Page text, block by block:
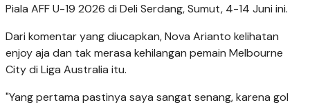
Piala AFF U-19 2026 di Deli Serdang, Sumut, 4-14 Juni ini.
Dari komentar yang diucapkan, Nova Arianto kelihatan
enjoy aja dan tak merasa kehilangan pemain Melbourne
City di Liga Australia itu.
"Yang pertama pastinya saya sangat senang, karena gol